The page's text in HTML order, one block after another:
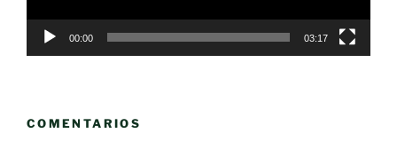
00:00 03:17
COMENTARIOS